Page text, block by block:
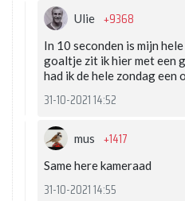
Ulie +9368
In 10 seconden is mijn
goaltje zit ik hier met een
had ik de hele zondag
31-10-2021 14:52
mus +1417
Same here kameraad
31-10-2021 14:55